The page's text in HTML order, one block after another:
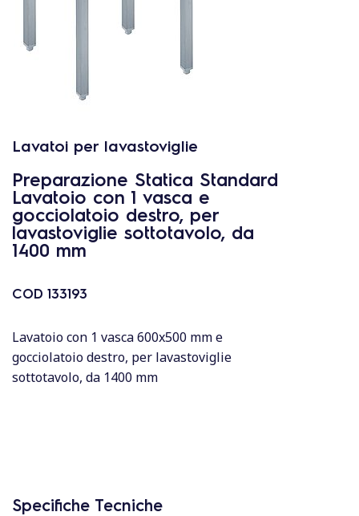
Lavatoi per lavastoviglie
Preparazione Statica Standard
Lavatoio con 1 vasca e
gocciolatoio destro, per
lavastoviglie sottotavolo, da
1400 mm
COD 133193
Lavatoio con 1 vasca 600x500 mm e
gocciolatoio destro, per lavastoviglie
sottotavolo, da 1400 mm
Specifiche Tecniche